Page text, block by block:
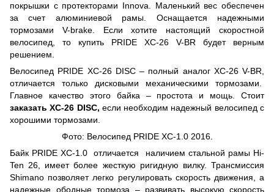
покрышки с протекторами Innova. Маленький вес обеспечен
за счет алюминиевой рамы. Оснащается надежными
тормозами V-brake. Если хотите настоящий скоростной
велосипед, то купить PRIDE XC-26 V-BR будет верным
решением.
Велосипед PRIDE XC-26 DISC – полный аналог XC-26 V-BR,
отличается только дисковыми механическими тормозами.
Главное качество этого байка – простота и мощь. Стоит
заказать XC-26 DISC, если необходим надежный велосипед с
хорошими тормозами.
Фото: Велосипед PRIDE XC-1.0 2016.
Байк PRIDE XC-1.0 отличается наличием стальной рамы Hi-
Ten 26, имеет более жесткую ригидную вилку. Трансмиссия
Shimano позволяет легко регулировать скорость движения, а
надежные ободные тормоза – развивать высокую скорость